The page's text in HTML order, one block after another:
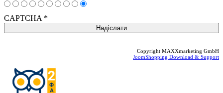
CAPTCHA *
Copyright MAXXmarketing GmbH
JoomShopping Download & Support